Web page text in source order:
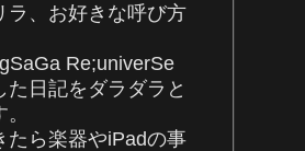
ラ、お好きな呼び方
Re;univerSe
た日記をダラダラと
たら楽器やiPadの事